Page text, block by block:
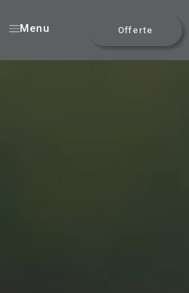
Menu Offerte